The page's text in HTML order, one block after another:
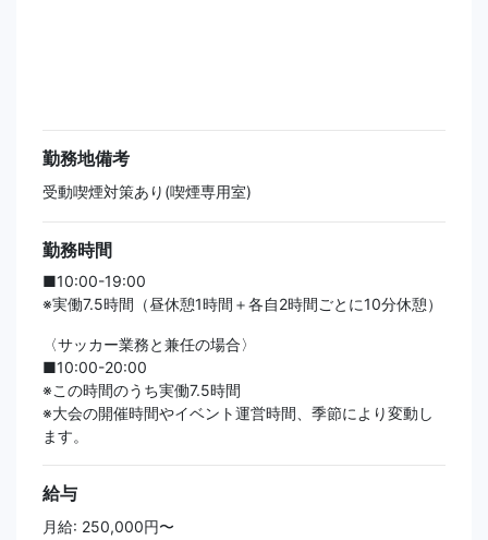
勤務地備考
受動喫煙対策あり(喫煙専用室)
勤務時間
■10:00-19:00
※実働7.5時間（昼休憩1時間＋各自2時間ごとに10分休憩）
〈サッカー業務と兼任の場合〉
■10:00-20:00
※この時間のうち実働7.5時間
※大会の開催時間やイベント運営時間、季節により変動し
ます。
給与
月給: 250,000円〜